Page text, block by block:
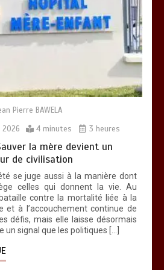
Pierre BAWELA
2026
4 minutes 3 heures
la mère devient un
de civilisation
se juge aussi à la manière dont
celles qui donnent la vie. Au
contre la mortalité liée à la
et à l’accouchement continue de
défis, mais elle laisse désormais
un signal que les politiques […]